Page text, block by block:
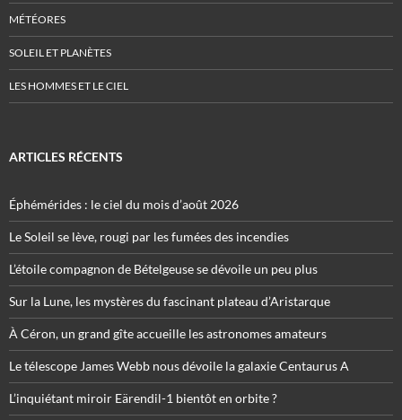
MÉTÉORES
SOLEIL ET PLANÈTES
LES HOMMES ET LE CIEL
ARTICLES RÉCENTS
Éphémérides : le ciel du mois d’août 2026
Le Soleil se lève, rougi par les fumées des incendies
L’étoile compagnon de Bételgeuse se dévoile un peu plus
Sur la Lune, les mystères du fascinant plateau d’Aristarque
À Céron, un grand gîte accueille les astronomes amateurs
Le télescope James Webb nous dévoile la galaxie Centaurus A
L’inquiétant miroir Eärendil-1 bientôt en orbite ?